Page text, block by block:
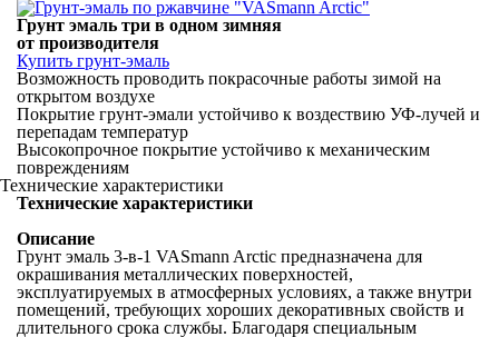
Грунт эмаль три в одном зимняя
от производителя
Купить грунт-эмаль
Возможность проводить покрасочные работы зимой на
открытом воздухе
Покрытие грунт-эмали устойчиво к воздествию УФ-лучей и
перепадам температур
Высокопрочное покрытие устойчиво к механическим
повреждениям
Технические характеристики
Технические характеристики
Описание
Грунт эмаль 3-в-1 VASmann Arctic предназначена для
окрашивания металлических поверхностей,
эксплуатируемых в атмосферных условиях, а также внутри
помещений, требующих хороших декоративных свойств и
длительного срока службы. Благодаря специальным